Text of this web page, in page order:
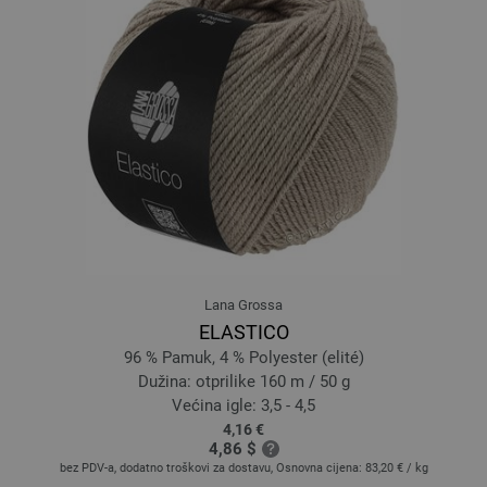
14-ljubičasta | EAN: 4033493386586
15-plavo | EAN: 4033493386593
16-ultramarin plavo | EAN: 4033493386609
17-tamno plava | EAN: 4033493386616
18-čelično plava boja | EAN: 4033493386623
19-sivo plava | EAN: 4033493386630
20-nebesko plavetnilo | EAN: 4033493386647
21-nježna plava | EAN: 4033493386654
24-maslinovo | EAN: 4033493386685
25-zeleno | EAN: 4033493386692
26-zelen | EAN: 4033493386708
27-bledozeleni | EAN: 4033493386715
28-tamnozelene boje | EAN: 4033493386722
29-Loden zeleno | EAN: 4033493386739
Lana Grossa
ELASTICO
96 % Pamuk, 4 % Polyester (elité)
Dužina: otprilike 160 m / 50 g
Većina igle: 3,5 - 4,5
4,16 €
4,86 $
bez PDV-a, dodatno troškovi za dostavu, Osnovna cijena: 83,20 € / kg